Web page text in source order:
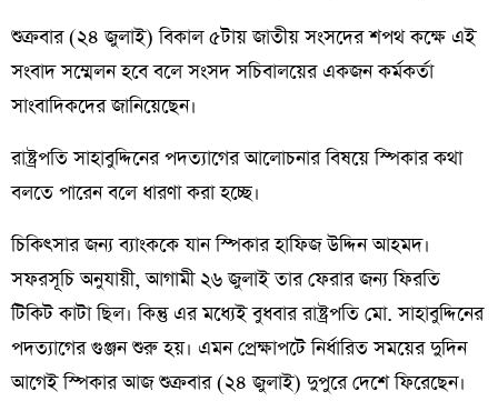
শুক্রবার (২৪ জুলাই) বিকাল ৫টায় জাতীয় সংসদের শপথ কক্ষে এই
সংবাদ সম্মেলন হবে বলে সংসদ সচিবালয়ের একজন কর্মকর্তা
সাংবাদিকদের জানিয়েছেন।
রাষ্ট্রপতি সাহাবুদ্দিনের পদত্যাগের আলোচনার বিষয়ে স্পিকার কথা
বলতে পারেন বলে ধারণা করা হচ্ছে।
চিকিৎসার জন্য ব্যাংককে যান স্পিকার হাফিজ উদ্দিন আহমদ।
সফরসূচি অনুযায়ী, আগামী ২৬ জুলাই তার ফেরার জন্য ফিরতি
টিকিট কাটা ছিল। কিন্তু এর মধ্যেই বুধবার রাষ্ট্রপতি মো. সাহাবুদ্দিনের
পদত্যাগের গুঞ্জন শুরু হয়। এমন প্রেক্ষাপটে নির্ধারিত সময়ের দুদিন
আগেই স্পিকার আজ শুক্রবার (২৪ জুলাই) দুপুরে দেশে ফিরেছেন।